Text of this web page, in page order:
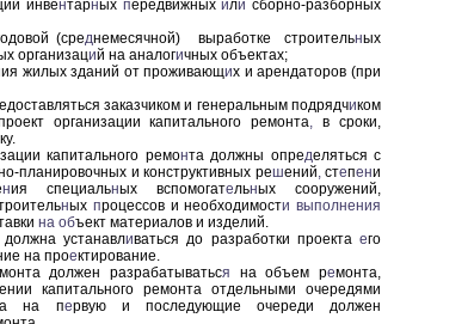
инвентарных передвижныхили сборно-разборных
(среднемесячной) выработке строительных
организаций на аналогичных объектах;
жилых зданий от проживающих и арендаторов (при
заказчиком и генеральным подрядчиком
организации капитального ремонта, в сроки,
капитального ремонта должны определяться с
планировочных и конструктивных решений,степени
ния специальных вспомогательных сооружений,
ных процессов и необходимости выполнения
на объект материалов и изделий.
устанавливаться до разработки проектаего
на проектирование.
должен разрабатываться на объем ремонта,
капитального ремонта отдельными очередями
на первую и последующие очереди должен